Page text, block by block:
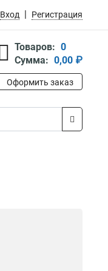
Вход Регистрация
Товаров: 0
Сумма: 0,00 ₽
Оформить заказ